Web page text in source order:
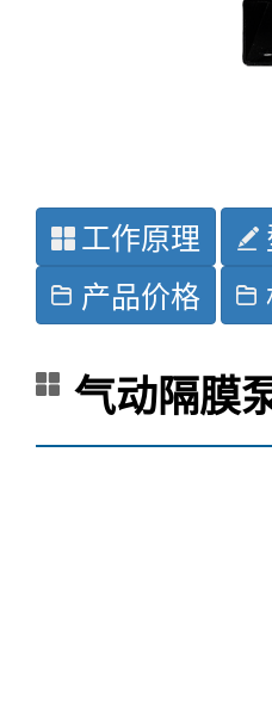
工作原理
产品价格
气动隔膜